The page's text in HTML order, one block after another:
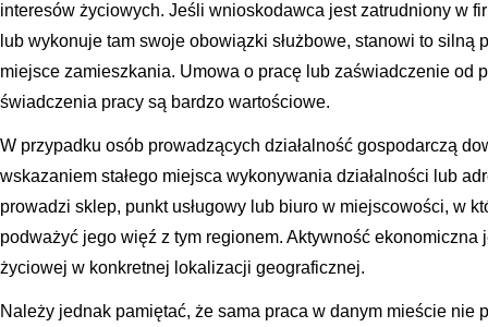
interesów życiowych. Jeśli wnioskodawca jest zatrudniony w
lub wykonuje tam swoje obowiązki służbowe, stanowi to silną
miejsce zamieszkania. Umowa o pracę lub zaświadczenie od
świadczenia pracy są bardzo wartościowe.
W przypadku osób prowadzących działalność gospodarczą
wskazaniem stałego miejsca wykonywania działalności lub
prowadzi sklep, punkt usługowy lub biuro w miejscowości, w
podważyć jego więź z tym regionem. Aktywność
życiowej w konkretnej lokalizacji geograficznej.
Należy jednak pamiętać, że sama praca w danym mieście nie